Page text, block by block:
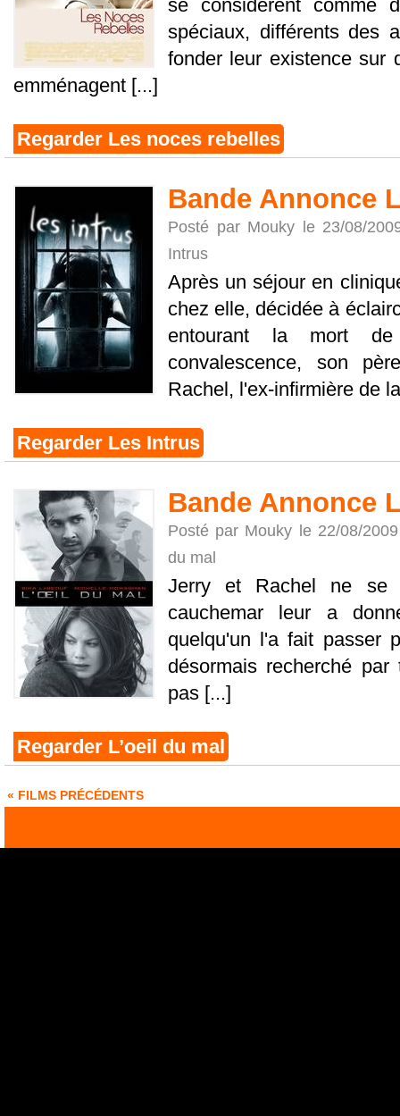
se considèrent comme
spéciaux, différents des
fonder leur existence sur
emménagent [...]
Regarder Les noces rebelles
Bande Annonce
Posté par Mouky le 23/08/
Intrus
Après un séjour en
chez elle, décidée à
entourant la mort
convalescence, son
Rachel, l'ex-infirmière de
Regarder Les Intrus
Bande Annonce
Posté par Mouky le 22/08/
du mal
Jerry et Rachel ne se
cauchemar leur a
quelqu'un l'a fait passer
désormais recherché
pas [...]
Regarder L’oeil du mal
« FILMS PRÉCÉDENTS